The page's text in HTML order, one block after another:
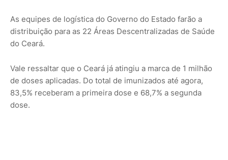
As equipes de logística do Governo do Estado farão a
distribuição para as 22 Áreas Descentralizadas de Saúde
do Ceará.
Vale ressaltar que o Ceará já atingiu a marca de 1 milhão
de doses aplicadas. Do total de imunizados até agora,
83,5% receberam a primeira dose e 68,7% a segunda
dose.